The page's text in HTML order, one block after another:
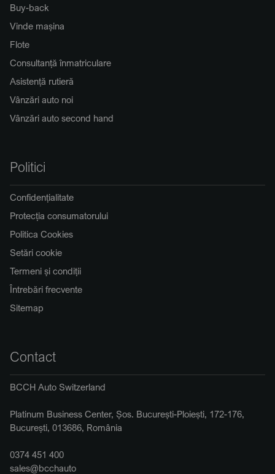
Buy-back
Vinde mașina
Flote
Consultanță înmatriculare
Asistență rutieră
Vânzări auto noi
Vânzări auto second hand
Politici
Confidențialitate
Protecția consumatorului
Politica Cookies
Setări cookie
Termeni și condiții
Întrebări frecvente
Sitemap
Contact
BCCH Auto Switzerland
Platinum Business Center, Șos. București-Ploiești, 172-176,
București, 013686, România
0374 451 400
sales@bcchauto